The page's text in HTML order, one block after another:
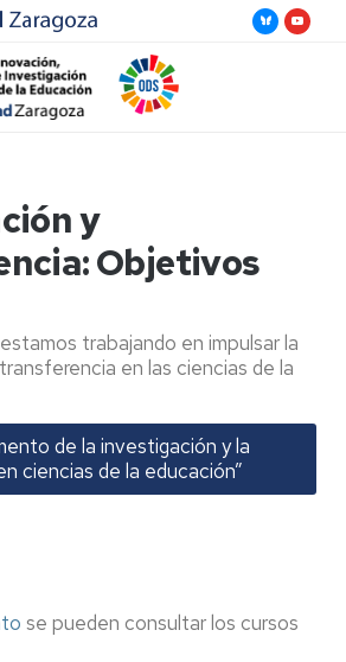
y
Objetivos
trabajando en impulsar la
en las ciencias de la
de la investigación y la
ciencias de la educación”
se pueden consultar los cursos